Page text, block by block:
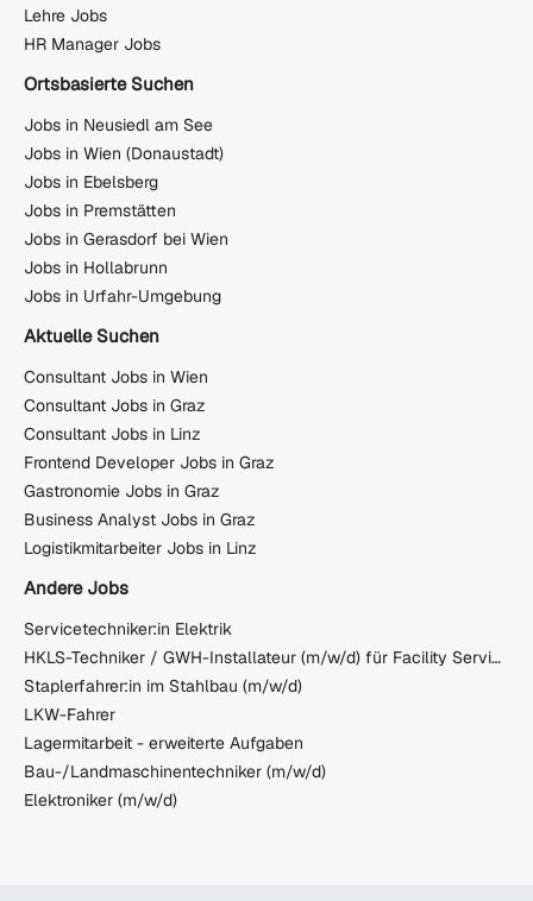
Lehre Jobs
HR Manager Jobs
Ortsbasierte Suchen
Jobs in Neusiedl am See
Jobs in Wien (Donaustadt)
Jobs in Ebelsberg
Jobs in Premstätten
Jobs in Gerasdorf bei Wien
Jobs in Hollabrunn
Jobs in Urfahr-Umgebung
Aktuelle Suchen
Consultant Jobs in Wien
Consultant Jobs in Graz
Consultant Jobs in Linz
Frontend Developer Jobs in Graz
Gastronomie Jobs in Graz
Business Analyst Jobs in Graz
Logistikmitarbeiter Jobs in Linz
Andere Jobs
Servicetechniker:in Elektrik
HKLS-Techniker / GWH-Installateur (m/w/d) für Facility Service
Staplerfahrer:in im Stahlbau (m/w/d)
LKW-Fahrer
Lagermitarbeit - erweiterte Aufgaben
Bau-/Landmaschinentechniker (m/w/d)
Elektroniker (m/w/d)